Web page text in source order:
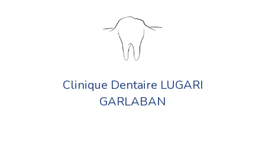
Clinique Dentaire LUGARI
GARLABAN